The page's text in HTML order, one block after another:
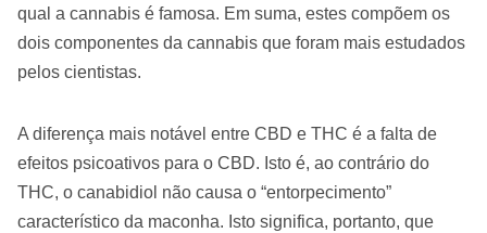
qual a cannabis é famosa. Em suma, estes compõem os
dois componentes da cannabis que foram mais estudados
pelos cientistas.
A diferença mais notável entre CBD e THC é a falta de
efeitos psicoativos para o CBD. Isto é, ao contrário do
THC, o canabidiol não causa o “entorpecimento”
característico da maconha. Isto significa, portanto, que